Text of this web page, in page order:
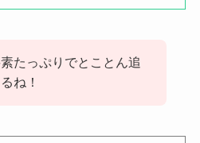
たっぷりでとことん追
ね！